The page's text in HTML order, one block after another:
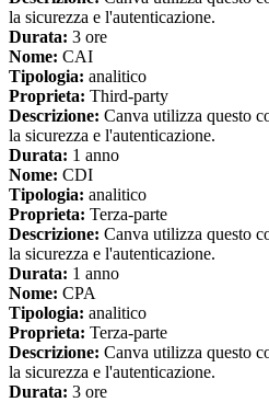
la sicurezza e l'autenticazione.
Durata: 3 ore
Nome: CAI
Tipologia: analitico
Proprieta: Third-party
Descrizione: Canva utilizza questo
la sicurezza e l'autenticazione.
Durata: 1 anno
Nome: CDI
Tipologia: analitico
Proprieta: Terza-parte
Descrizione: Canva utilizza questo
la sicurezza e l'autenticazione.
Durata: 1 anno
Nome: CPA
Tipologia: analitico
Proprieta: Terza-parte
Descrizione: Canva utilizza questo
la sicurezza e l'autenticazione.
Durata: 3 ore